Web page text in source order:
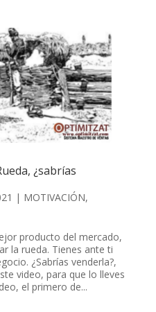
¿sabrías
| MOTIVACIÓN,
producto del mercado,
la rueda. Tienes ante ti
¿Sabrías venderla?,
video, para que lo lleves
el primero de...